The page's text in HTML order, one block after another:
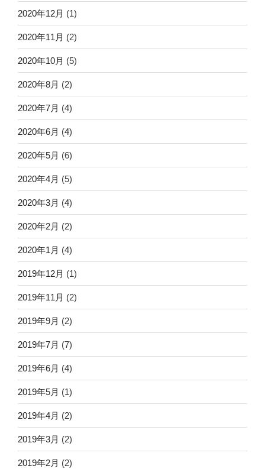
2020年12月 (1)
2020年11月 (2)
2020年10月 (5)
2020年8月 (2)
2020年7月 (4)
2020年6月 (4)
2020年5月 (6)
2020年4月 (5)
2020年3月 (4)
2020年2月 (2)
2020年1月 (4)
2019年12月 (1)
2019年11月 (2)
2019年9月 (2)
2019年7月 (7)
2019年6月 (4)
2019年5月 (1)
2019年4月 (2)
2019年3月 (2)
2019年2月 (2)